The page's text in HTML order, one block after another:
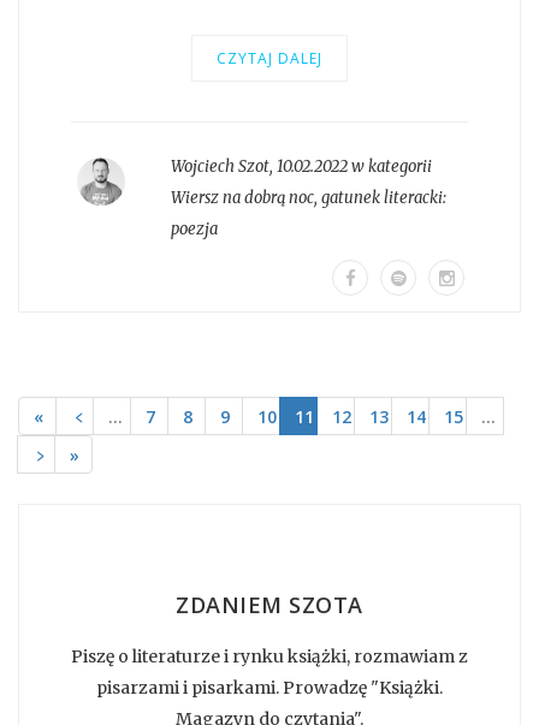
CZYTAJ DALEJ
Wojciech Szot, 10.02.2022 w kategorii
Wiersz na dobrą noc, gatunek literacki:
poezja
« ﹤ … 7 8 9 10 11 12 13 14 15
…
﹥
»
ZDANIEM SZOTA
Piszę o literaturze i rynku książki, rozmawiam z
pisarzami i pisarkami. Prowadzę "Książki.
Magazyn do czytania".